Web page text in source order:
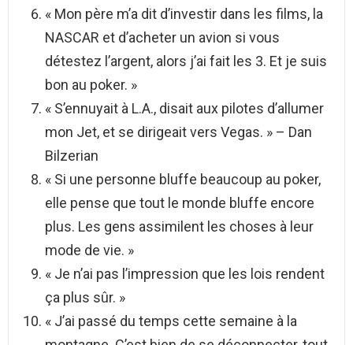
« Mon père m’a dit d’investir dans les films, la
NASCAR et d’acheter un avion si vous
détestez l’argent, alors j’ai fait les 3. Et je suis
bon au poker. »
« S’ennuyait à L.A., disait aux pilotes d’allumer
mon Jet, et se dirigeait vers Vegas. » – Dan
Bilzerian
« Si une personne bluffe beaucoup au poker,
elle pense que tout le monde bluffe encore
plus. Les gens assimilent les choses à leur
mode de vie. »
« Je n’ai pas l’impression que les lois rendent
ça plus sûr. »
« J’ai passé du temps cette semaine à la